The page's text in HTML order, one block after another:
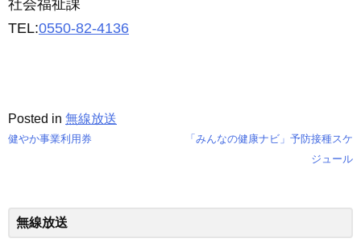
社会福祉課
TEL:0550-82-4136
Posted in 無線放送
ナ
健やか事業利用券
「みんなの健康ナビ」予防接種スケ
ジュール
無線放送